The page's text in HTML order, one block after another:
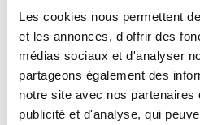
Les cookies nous permettent
et les annonces, d'offrir des
médias sociaux et d'analyser
partageons également des
notre site avec nos
publicité et d'analyse, qui